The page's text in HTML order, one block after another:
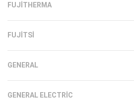
FUJITHERMA
FUJITSI
GENERAL
GENERAL ELECTRIC